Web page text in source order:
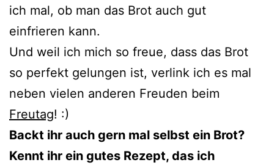
ich mal, ob man das Brot auch gut
einfrieren kann.
Und weil ich mich so freue, dass das Brot
so perfekt gelungen ist, verlink ich es mal
neben vielen anderen Freuden beim
Freutag! :)
Backt ihr auch gern mal selbst ein Brot?
Kennt ihr ein gutes Rezept, das ich